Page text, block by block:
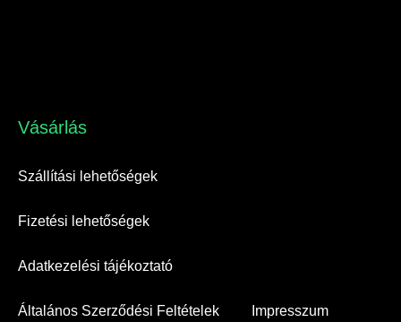
Vásárlás​
Szállítási lehetőségek
Fizetési lehetőségek
Adatkezelési tájékoztató
Általános Szerződési Feltételek Impresszum